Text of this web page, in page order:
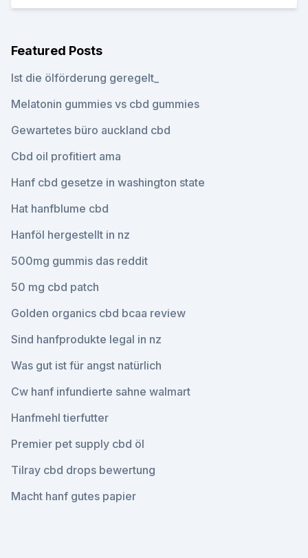
Featured Posts
Ist die ölförderung geregelt_
Melatonin gummies vs cbd gummies
Gewartetes büro auckland cbd
Cbd oil profitiert ama
Hanf cbd gesetze in washington state
Hat hanfblume cbd
Hanföl hergestellt in nz
500mg gummis das reddit
50 mg cbd patch
Golden organics cbd bcaa review
Sind hanfprodukte legal in nz
Was gut ist für angst natürlich
Cw hanf infundierte sahne walmart
Hanfmehl tierfutter
Premier pet supply cbd öl
Tilray cbd drops bewertung
Macht hanf gutes papier